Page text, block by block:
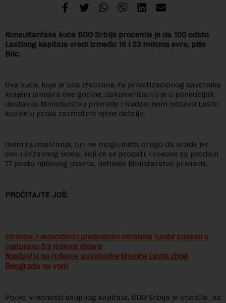
Konsultantska kuća BDO Srbija procenila je da 100 odsto
Lastinog kapitala vredi između 16 i 23 miliona evra, piše
Blic.
Ova kuća, koja je bila izabrana za privatizacionog savetnika
krajem januara ove godine, dokumentaciju je u ponedeljak
dostavila Ministarstvu privrede i Nadzornom odboru Laste,
koji će u petak razmotriti njene detalje.
Osim razmatranja, oni ne mogu ništa drugo da urade jer
cenu državnog udela, koji će se prodati, i rokove za prodaju
77 posto njihovog paketa, definiše Ministarstvo privrede.
PROČITAJTE JOŠ:
Direktor, rukovodioci i predsednici sindikata ‘Laste’ spiskali u
restoranu 5,9 miliona dinara
Nastavlja se rušenje autobuske stanice Lasta zbog
Beograda na vodi
Pored vrednosti ukupnog kapitala, BDO Srbija je utvrdila, na